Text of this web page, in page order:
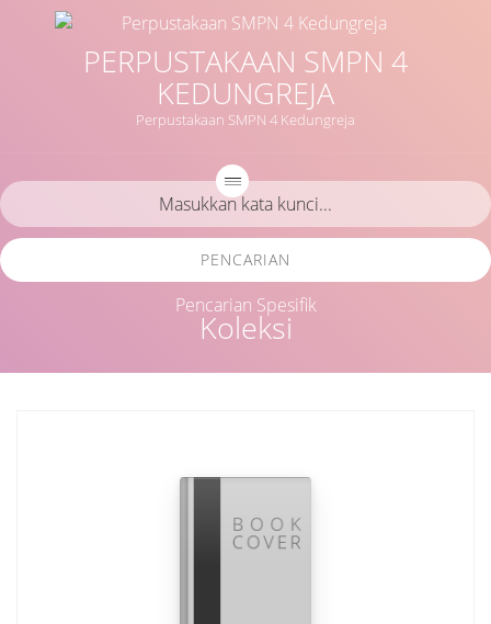
PERPUSTAKAAN SMPN 4
KEDUNGREJA
Perpustakaan SMPN 4 Kedungreja
Koleksi
PENCARIAN
Pencarian Spesifik